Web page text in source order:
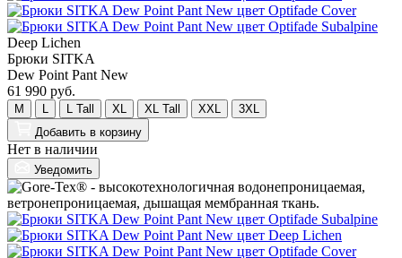
Deep Lichen
Брюки SITKA
Dew Point Pant New
61 990 руб.
M L Tall XL XL Tall XXL
3XL
Добавить в корзину
Нет в наличии
Уведомить